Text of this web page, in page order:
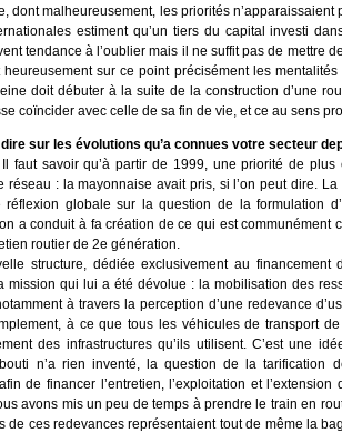
dont malheureusement, les priorités
estiment qu’un tiers du capital investi
tendance à l’oublier mais il ne suffit pas de mettre
sur ce point précisément les
doit débuter à la suite de la construction d’une
coïncider avec celle de sa fin de vie, et ce au sens
sur les évolutions qu’a connues votre secteur
faut savoir qu’à partir de 1999, une priorité de
réseau : la mayonnaise avait pris, si l’on peut dire.
globale sur la question de la formulation
a conduit à fa création de ce qui est communément
routier de 2e génération.
structure, dédiée exclusivement au financement
mission qui lui a été dévolue : la mobilisation des
à travers la perception d’une redevance
à ce que tous les véhicules de transport
des infrastructures qu’ils utilisent. C’est une
n’a rien inventé, la question de la tarification
de financer l’entretien, l’exploitation et l’extension
avons mis un peu de temps à prendre le train en
de ces redevances représentaient tout de même la